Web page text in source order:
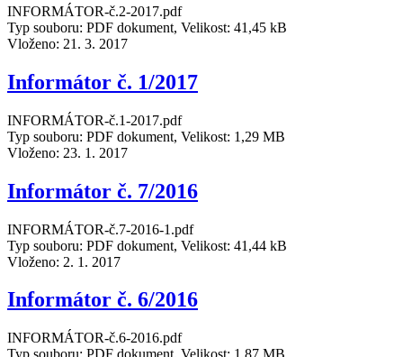
INFORMÁTOR-č.2-2017.pdf
Typ souboru: PDF dokument, Velikost: 41,45 kB
Vloženo: 21. 3. 2017
Informátor č. 1/2017
INFORMÁTOR-č.1-2017.pdf
Typ souboru: PDF dokument, Velikost: 1,29 MB
Vloženo: 23. 1. 2017
Informátor č. 7/2016
INFORMÁTOR-č.7-2016-1.pdf
Typ souboru: PDF dokument, Velikost: 41,44 kB
Vloženo: 2. 1. 2017
Informátor č. 6/2016
INFORMÁTOR-č.6-2016.pdf